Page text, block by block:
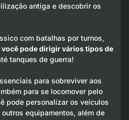
antiga e descobrir os
com batalhas por turnos,
você pode dirigir vários tipos de
tanques de guerra!
para sobreviver aos
para se locomover pelo
pode personalizar os veículos
equipamentos, além de